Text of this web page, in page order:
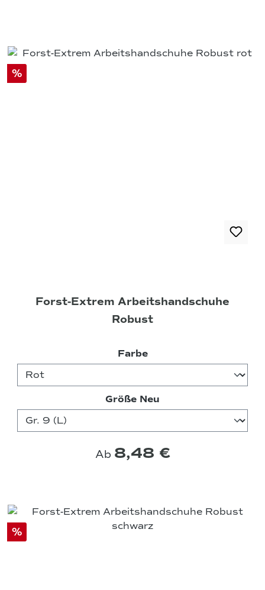
%
Forst-Extrem Arbeitshandschuhe
Robust
Farbeauswählen
Größe Neu
Ab 8,48 €
%